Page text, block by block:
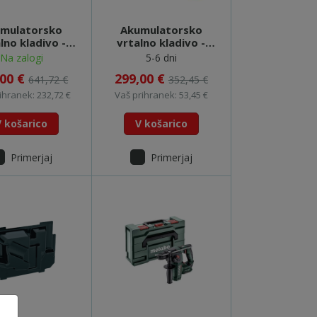
kladivo -
DHR243RFJ
Na zalogi
€641,72 €
232,72 €
košarico
Primerjaj
Akumulatorsko
vrtalno kladivo -
DCH263NT
5-6 dni
299,00 € 352,45 €
Vaš prihranek: 53,45 €
V košarico
Primerjaj